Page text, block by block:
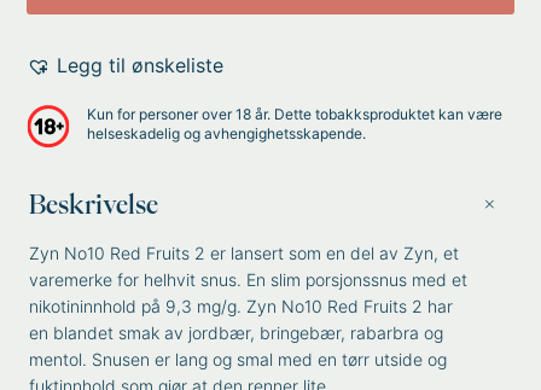
Legg til ønskeliste
Kun for personer over 18 år. Dette tobakksproduktet kan være
helseskadelig og avhengighetsskapende.
Beskrivelse
Zyn No10 Red Fruits 2 er lansert som en del av Zyn, et
varemerke for helhvit snus. En slim porsjonssnus med et
nikotininnhold på 9,3 mg/g. Zyn No10 Red Fruits 2 har
en blandet smak av jordbær, bringebær, rabarbra og
mentol. Snusen er lang og smal med en tørr utside og
fuktinnhold som gjør at den renner lite.